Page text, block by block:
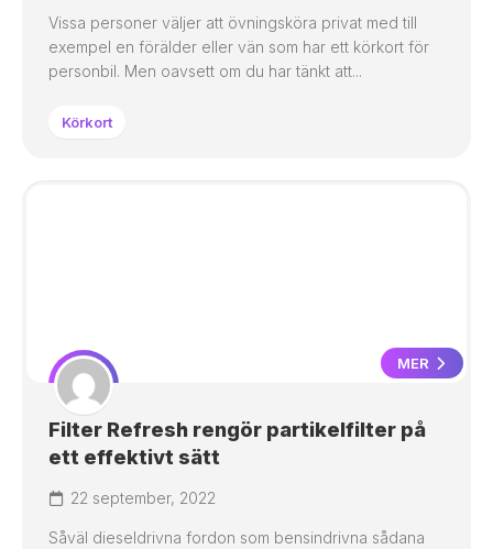
Vissa personer väljer att övningsköra privat med till
exempel en förälder eller vän som har ett körkort för
personbil. Men oavsett om du har tänkt att...
Körkort
MER
Filter Refresh rengör partikelfilter på
ett effektivt sätt
22 september, 2022
Såväl dieseldrivna fordon som bensindrivna sådana